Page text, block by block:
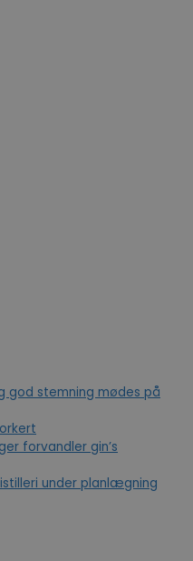
god stemning mødes på
forvandler gin’s
under planlægning